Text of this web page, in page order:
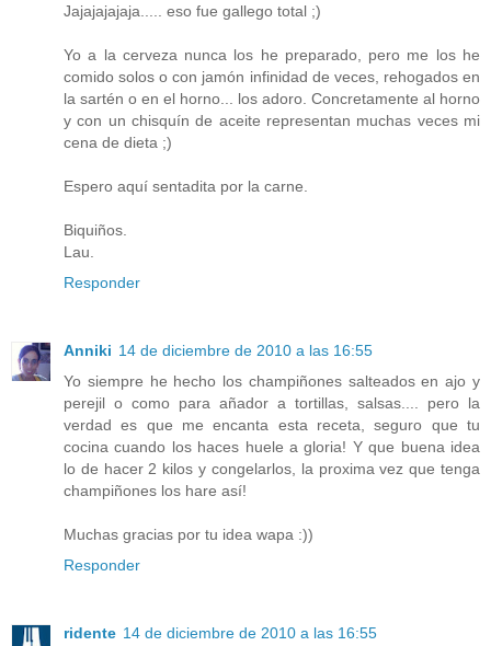
Jajajajajaja..... eso fue gallego total ;)
Yo a la cerveza nunca los he preparado, pero me los he
comido solos o con jamón infinidad de veces, rehogados en
la sartén o en el horno... los adoro. Concretamente al horno
y con un chisquín de aceite representan muchas veces mi
cena de dieta ;)
Espero aquí sentadita por la carne.
Biquiños.
Lau.
Responder
Anniki 14 de diciembre de 2010 a las 16:55
Yo siempre he hecho los champiñones salteados en ajo y
perejil o como para añador a tortillas, salsas.... pero la
verdad es que me encanta esta receta, seguro que tu
cocina cuando los haces huele a gloria! Y que buena idea
lo de hacer 2 kilos y congelarlos, la proxima vez que tenga
champiñones los hare así!
Muchas gracias por tu idea wapa :))
Responder
ridente 14 de diciembre de 2010 a las 16:55